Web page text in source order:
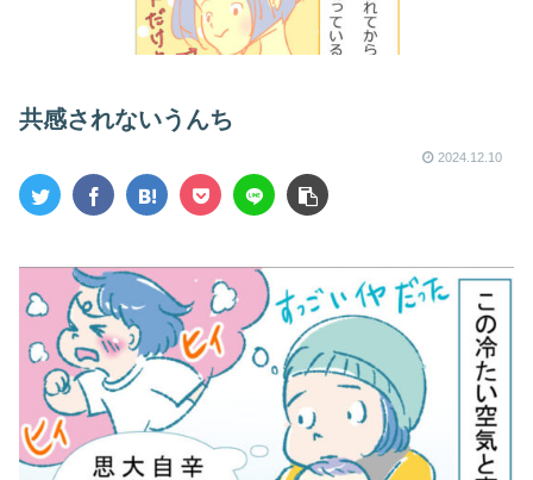
共感されないうんち
2024.12.10